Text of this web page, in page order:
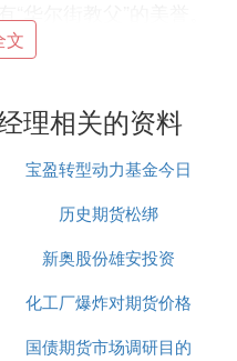
股市的辛酸过程。
）—— 金融天才
年登上华尔街百大富豪
罗斯是LCC索罗斯基金
处确认它作为量子基金
中在全世界的任何投资
——市盈率鼻祖、价值发
理人
文
理相关的资料
宝盈转型动力基金今日
净值查询
历史期货松绑
新奥股份雄安投资
化工厂爆炸对期货价格
的影响
国债期货市场调研目的